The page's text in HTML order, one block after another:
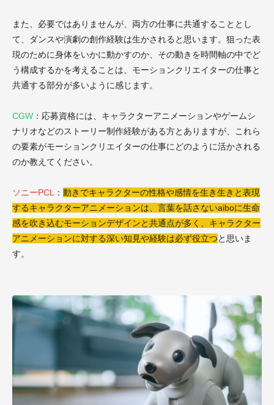
また、必要ではありませんが、両方の仕事に共通することとし
て、ダンスや演劇の創作経験は生かされると思います。狙った表
現のために身体をいかに動かすのか、その動きを時間軸の中でど
う構成するかを考えることは、モーションクリエイターの仕事と
共通する部分が多いように感じます。
CGW ： 応募資格には、 キャラクターアニメーションやゲームシ
ナリオなどのストーリー制作経験がある方とありますが、
これら
の要素がモーションクリエイターの仕事にどのように活かされる
のか教えてください。
ソニーPCL ： 動きでキャラクターの性格や感情を生き生きと表現
するキャラクターアニメーションは、言葉を話さないaiboに生命
感を吹き込むモーションデザインと共通点が多く、キャラクター
アニメーションに対する深い知見や経験は必ず役立つと思いま
す。